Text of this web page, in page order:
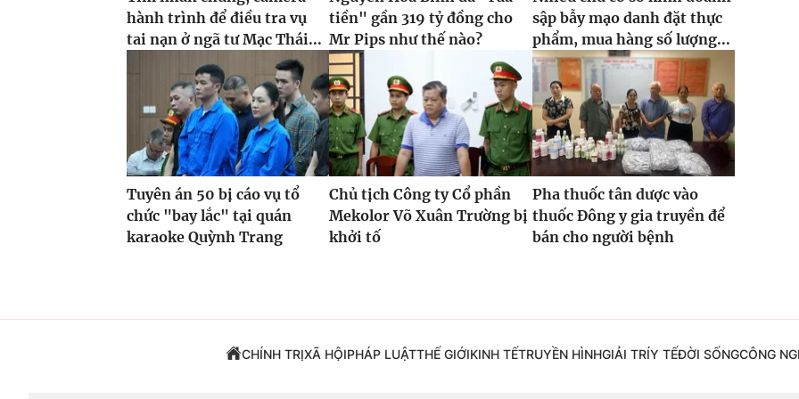
hành trình để điều tra vụ
tai nạn ở ngã tư Mạc Thái...
tiền" gần 319 tỷ đồng cho
Mr Pips như thế nào?
sập bẫy mạo danh đặt thực
phẩm, mua hàng số lượng...
Tuyên án 50 bị cáo vụ tổ
chức "bay lắc" tại quán
karaoke Quỳnh Trang
Chủ tịch Công ty Cổ phần
Mekolor Võ Xuân Trường bị
khởi tố
Pha thuốc tân dược vào
thuốc Đông y gia truyền để
bán cho người bệnh
CHÍNH TRỊXÃ HỘIPHÁP LUẬTTHẾ GIỚIKINH TẾTRUYỀN HÌNHGIẢI TRÍY TẾĐỜI SỐNGCÔNG